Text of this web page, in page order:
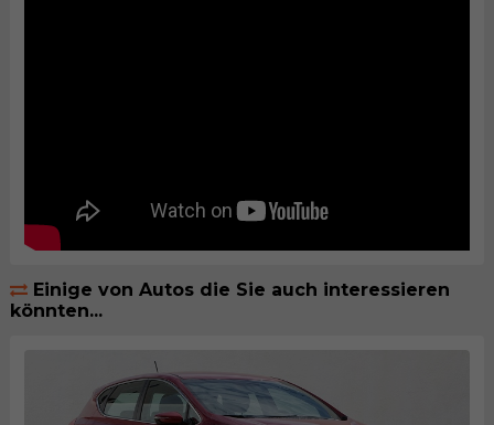
Einige von Autos die Sie auch interessieren
könnten...